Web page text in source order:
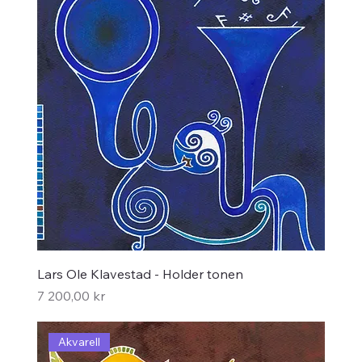
Lars Ole Klavestad - Holder tonen
Pris
7 200,00 kr
Akvarell